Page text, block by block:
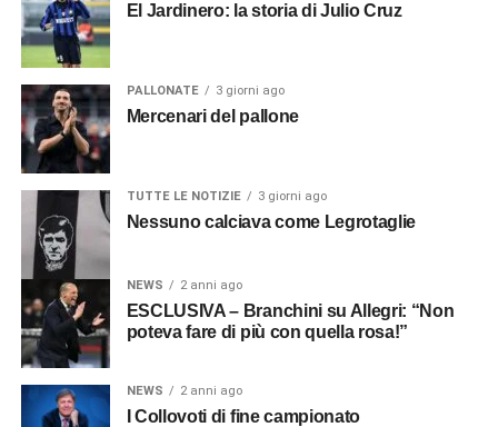
El Jardinero: la storia di Julio Cruz
PALLONATE 3 giorni ago
Mercenari del pallone
TUTTE LE NOTIZIE 3 giorni ago
Nessuno calciava come Legrotaglie
NEWS 2 anni ago
ESCLUSIVA – Branchini su Allegri: “Non
poteva fare di più con quella rosa!”
NEWS 2 anni ago
I Collovoti di fine campionato